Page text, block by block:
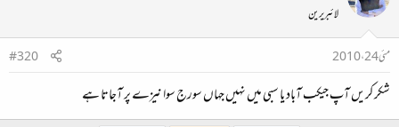
لائبریرین
مئی 24، 2010
#320
شکر کریں آپ جیکب آباد یا سبی میں نہیں جہاں سورج سوا نیزے پر آجاتا ہے